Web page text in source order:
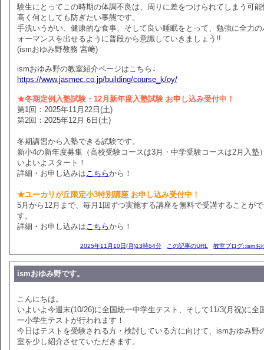
験生にとってこの時期の体調不良は、周りに差をつけられてしまう可能
高く何としても防ぎたい事態です。
手洗いうがい、健康的な食事、そして良い睡眠をとって、勉強に全力の
ォーマンスを出せるように普段から意識していきましょう!!
(ismおゆみ野教務 宮﨑)
ismおゆみ野の教室紹介ページはこちら↓
https://www.jasmec.co.jp/building/course_k/oy/
★冬期定例入塾試験・12月新年度入塾試験 お申し込み受付中！
第1回：2025年11月22日(土)
第2回：2025年12月 6日(土)
冬期講習から入塾できる試験です。
新小4の新年度募集（高校受験コースは3月・中学受験コースは2月入塾
いよいよスタート！
詳細・お申し込みはこちらから！
★ユーカリが丘限定小3特別講座 お申し込み受付中！
5月から12月まで、毎月1回ずつ実施する講座を無料で受講することが
す。
詳細・お申し込みはこちらから！
2025年11月10日(月)13時54分 この記事のURL 教室ブログ::ismお
ismおゆみ野です。
こんにちは。
いよいよ今週末(10/26)に全国統一中学生テスト、そして11/3(月祝)に全
一小学生テストが行われます！
今日はテストを受験される方・検討している方に向けて、ismおゆみ野
室を少し紹介させていただきます。